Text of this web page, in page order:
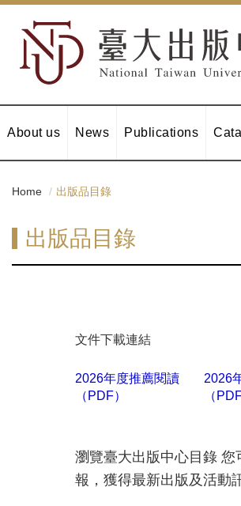
About us News Publications
Home 出版品目錄
出版品目錄
文件下載連結
2026年度推薦閱讀
（PDF）
2026
（
瀏覽臺大出版中心目錄
報，獲得最新出版及活動